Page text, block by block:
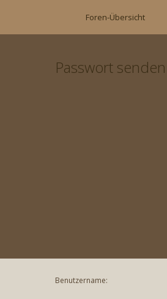
Foren-Übersicht
Passwort senden
Benutzername: